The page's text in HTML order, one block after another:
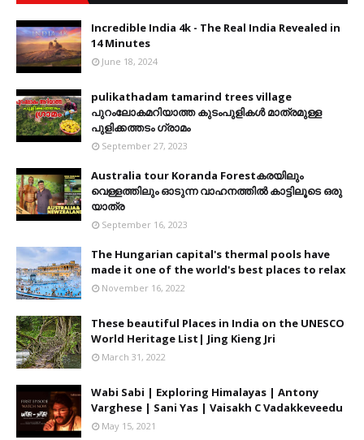
Incredible India 4k - The Real India Revealed in
14 Minutes
June 18, 2024
pulikathadam tamarind trees village
പുറംലോകമറിയാത്ത കുടംപുളികൾ മാത്രമുള്ള
പുളിക്കത്തടം ഗ്രാമം
September 27, 2023
Australia tour Koranda Forestകരയിലും
വെള്ളത്തിലും ഓടുന്ന വാഹനത്തിൽ കാട്ടിലൂടെ ഒരു
യാത്ര
September 16, 2023
The Hungarian capital's thermal pools have
made it one of the world's best places to relax
November 16, 2022
These beautiful Places in India on the UNESCO
World Heritage List| Jing Kieng Jri
March 31, 2022
Wabi Sabi | Exploring Himalayas | Antony
Varghese | Sani Yas | Vaisakh C Vadakkeveedu
May 15, 2021